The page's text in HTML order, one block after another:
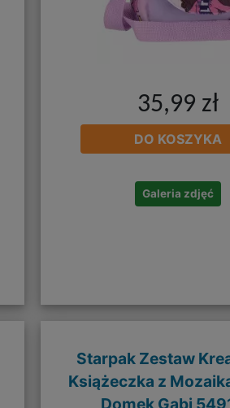
35,99 zł
DO KOSZYKA
Galeria zdjęć
Starpak Zestaw
Książeczka z
Domek Gabi